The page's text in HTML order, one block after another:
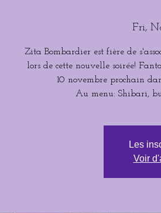
Fri,
Zita Bombardier est fière de
lors de cette nouvelle soirée!
10 novembre prochain
Au menu: Shibari,
Les
Voir